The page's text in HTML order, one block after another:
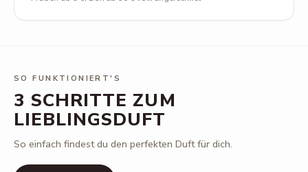
SO FUNKTIONIERT'S
3 SCHRITTE ZUM
LIEBLINGSDUFT
So einfach findest du den perfekten Duft für dich.